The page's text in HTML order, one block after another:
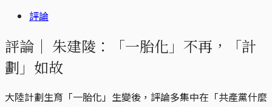
評論
評論｜ 朱建陵：「一胎化」不再，「計
劃」如故
大陸計劃生育「一胎化」生變後，評論多集中在「共產黨什麼